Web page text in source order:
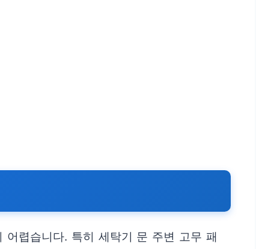
렵습니다. 특히 세탁기 문 주변 고무 패